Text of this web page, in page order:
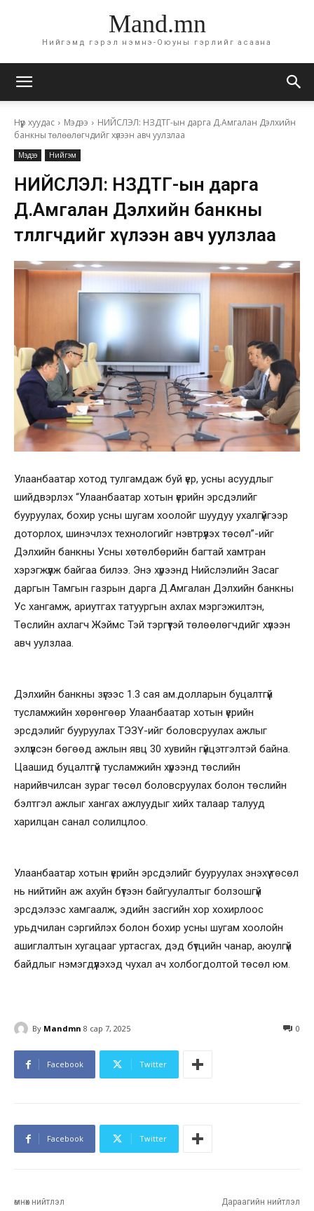
Mand.mn
Нийгэмд гэрэл нэмнэ-Оюуны гэрлийг асаана
Нүүр хуудас Мэдээ
НИЙСЛЭЛ: НЗДТГ-ын дарга Д.Амгалан Дэлхийн
банкны төлөөлөгчдийг хүлээн авч уулзлаа
Мэдээ Нийгэм
НИЙСЛЭЛ: НЗДТГ-ын дарга
Д.Амгалан Дэлхийн банкны
төлөөлөгчдийг хүлээн авч уулзлаа
Улаанбаатар хотод тулгамдаж буй үер, усны асуудлыг
шийдвэрлэх “Улаанбаатар хотын үерийн эрсдэлийг
бууруулах, бохир усны шугам хоолойг шуудуу ухалгүйгээр
доторлох, шинэчлэх технологийг нэвтрүүлэх төсөл”-ийг
Дэлхийн банкны Усны хөтөлбөрийн багтай хамтран
хэрэгжүүлж байгаа билээ. Энэ хүрээнд Нийслэлийн Засаг
даргын Тамгын газрын дарга Д.Амгалан Дэлхийн банкны
Ус хангамж, ариутгах татуургын ахлах мэргэжилтэн,
Төслийн ахлагч Жэймс Тэй тэргүүтэй төлөөлөгчдийг хүлээн
авч уулзлаа.
Дэлхийн банкны зүгээс 1.3 сая ам.долларын буцалтгүй
тусламжийн хөрөнгөөр Улаанбаатар хотын үерийн
эрсдэлийг бууруулах ТЭЗҮ-ийг боловсруулах ажлыг
эхлүүлсэн бөгөөд ажлын явц 30 хувийн гүйцэтгэлтэй байна.
Цаашид буцалтгүй тусламжийн хүрээнд төслийн
нарийвчилсан зураг төсөл боловсруулах болон төслийн
бэлтгэл ажлыг хангах ажлуудыг хийх талаар талууд
харилцан санал солилцлоо.
Улаанбаатар хотын үерийн эрсдэлийг бууруулах энэхүү төсөл
нь нийтийн аж ахуйн бүтээн байгуулалтыг болзошгүй
эрсдэлээс хамгаалж, эдийн засгийн хор хохирлоос
урьдчилан сэргийлэх болон бохир усны шугам хоолойн
ашиглалтын хугацааг уртасгах, дэд бүтцийн чанар, аюулгүй
байдлыг нэмэгдүүлэхэд чухал ач холбогдолтой төсөл юм.
By Mandmn 8 сар 7, 2025 0
Facebook Twitter
Facebook Twitter
өмнөх нийтлэл Дараагийн нийтлэл